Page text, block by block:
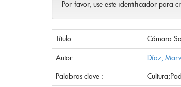
Por favor, use este identificador para
Título : Cámara
Autor : Díaz,
Palabras clave :